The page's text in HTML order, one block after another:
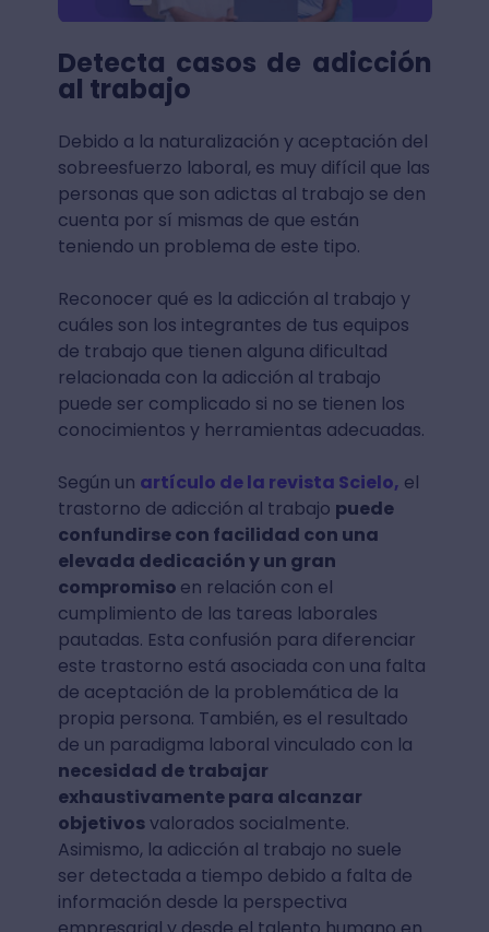
Detecta casos de adicción
al trabajo
Debido a la naturalización y aceptación del
sobreesfuerzo laboral, es muy difícil que las
personas que son adictas al trabajo se den
cuenta por sí mismas de que están
teniendo un problema de este tipo.
Reconocer qué es la adicción al trabajo y
cuáles son los integrantes de tus equipos
de trabajo que tienen alguna dificultad
relacionada con la adicción al trabajo
puede ser complicado si no se tienen los
conocimientos y herramientas adecuadas.
Según un artículo de la revista Scielo, el
trastorno de adicción al trabajo puede
confundirse con facilidad con una
elevada dedicación y un gran
compromiso en relación con el
cumplimiento de las tareas laborales
pautadas. Esta confusión para diferenciar
este trastorno está asociada con una falta
de aceptación de la problemática de la
propia persona. También, es el resultado
de un paradigma laboral vinculado con la
necesidad de trabajar
exhaustivamente para alcanzar
objetivosvalorados socialmente.
Asimismo, la adicción al trabajo no suele
ser detectada a tiempo debido a falta de
información desde la perspectiva